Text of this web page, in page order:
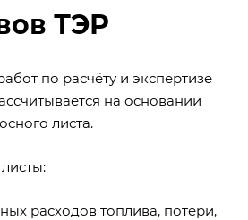
ТЭР
по расчёту и экспертизе
на основании
листа.
расходов топлива, потери,